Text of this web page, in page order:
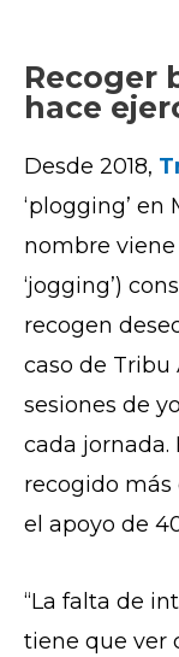
Recoger
hace
Desde 2018,
‘plogging’
nombre viene
‘jogging’)
recogen
caso de
sesiones de
cada jornada.
recogido más
el apoyo de
“La falta de
tiene que ver